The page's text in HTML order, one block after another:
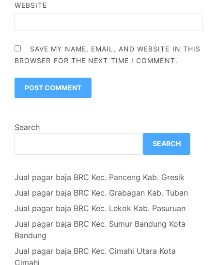
WEBSITE
SAVE MY NAME, EMAIL, AND WEBSITE IN THIS
BROWSER FOR THE NEXT TIME I COMMENT.
Search
SEARCH
Jual pagar baja BRC Kec. Panceng Kab. Gresik
Jual pagar baja BRC Kec. Grabagan Kab. Tuban
Jual pagar baja BRC Kec. Lekok Kab. Pasuruan
Jual pagar baja BRC Kec. Sumur Bandung Kota
Bandung
Jual pagar baja BRC Kec. Cimahi Utara Kota
Cimahi